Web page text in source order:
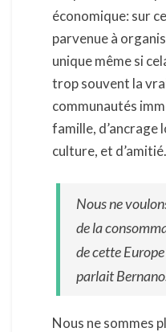
économique: sur
parvenue à
unique même si
trop souvent la
communautés
famille, d’ancrage
culture, et d’amitié.
Nous ne
de la
de cette
parlait
Nous ne sommes